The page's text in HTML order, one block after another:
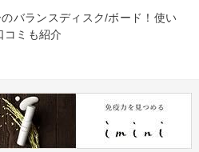
バランスディスク/ボード！使い
コミも紹介